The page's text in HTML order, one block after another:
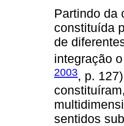
Partindo da
constituída
de
integração
2003, p.
sentidos